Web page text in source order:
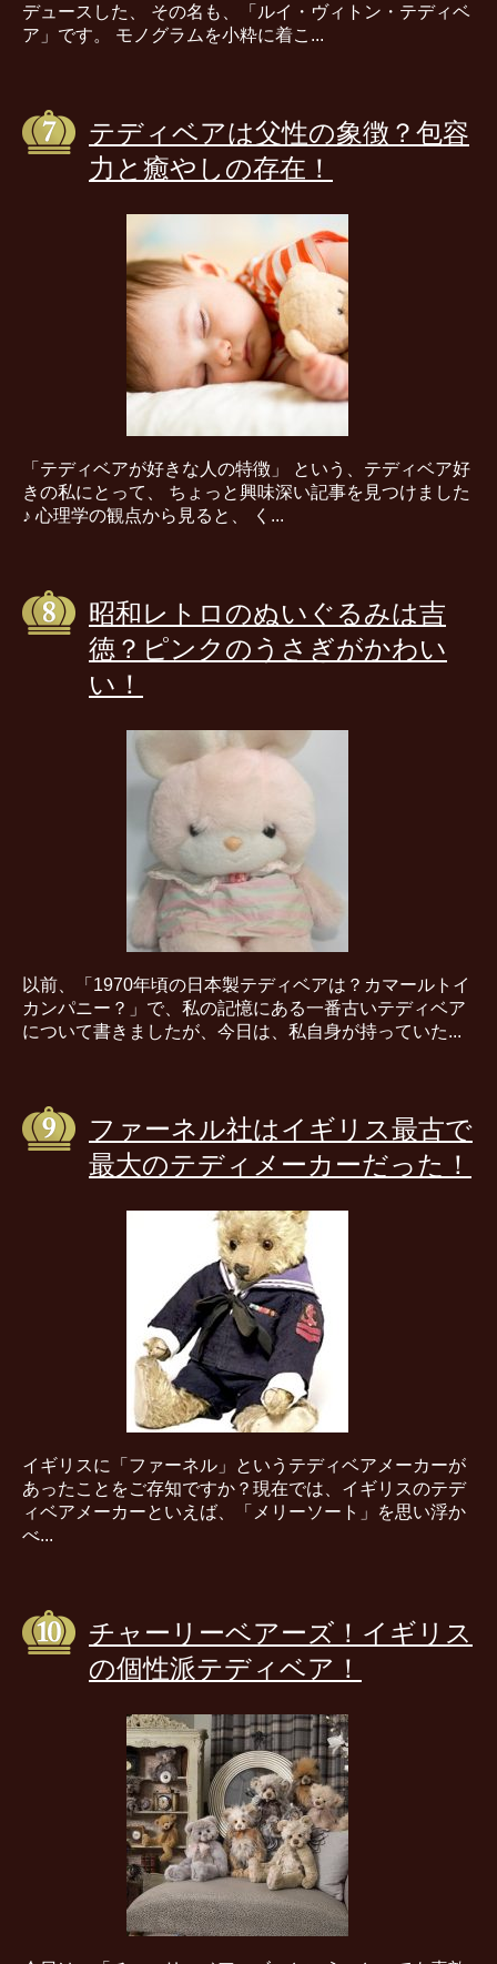
デュースした、 その名も、「ルイ・ヴィトン・テディベ
ア」です。 モノグラムを小粋に着こ...
テディベアは父性の象徴？包容
力と癒やしの存在！
「テディベアが好きな人の特徴」 という、テディベア好
きの私にとって、 ちょっと興味深い記事を見つけました
♪ 心理学の観点から見ると、 く...
昭和レトロのぬいぐるみは吉
徳？ピンクのうさぎがかわい
い！
以前、「1970年頃の日本製テディベアは？カマールトイ
カンパニー？」で、私の記憶にある一番古いテディベア
について書きましたが、今日は、私自身が持っていた...
ファーネル社はイギリス最古で
最大のテディメーカーだった！
イギリスに「ファーネル」というテディベアメーカーが
あったことをご存知ですか？現在では、イギリスのテデ
ィベアメーカーといえば、「メリーソート」を思い浮か
べ...
チャーリーベアーズ！イギリス
の個性派テディベア！